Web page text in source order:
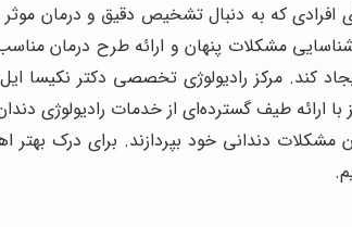
افرادی که به دنبال تشخیص دقیق و
مشکلات پنهان و ارائه طرح درمان مناسب
مرکز رادیولوژی تخصصی دکتر نکیسا
دندانی خود بپردازند. برای درک بهتر